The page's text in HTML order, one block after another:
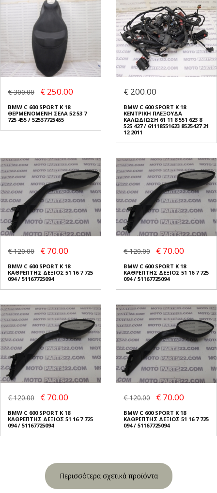
€ 300.00 € 250.00
BMW C 600 SPORT K 18
ΘΕΡΜΕΝΟΜΕΝΗ ΣΕΛΑ 52 53 7
725 455 / 52537725455
€ 200.00
BMW C 600 SPORT K 18
ΚΕΝΤΡΙΚΗ ΠΛΕΞΟΥΔΑ
ΚΑΛΩΔΙΩΣΗ 61 11 8 551 623 8
525 427 / 61118551623 8525427 21
12 2011
€ 120.00 € 70.00
BMW C 600 SPORT K 18
ΚΑΘΡΕΠΤΗΣ ΔΕΞΙΟΣ 51 16 7 725
094 / 51167725094
€ 120.00 € 70.00
BMW C 600 SPORT K 18
ΚΑΘΡΕΠΤΗΣ ΔΕΞΙΟΣ 51 16 7 725
094 / 51167725094
€ 120.00 € 70.00
BMW C 600 SPORT K 18
ΚΑΘΡΕΠΤΗΣ ΔΕΞΙΟΣ 51 16 7 725
094 / 51167725094
€ 120.00 € 70.00
BMW C 600 SPORT K 18
ΚΑΘΡΕΠΤΗΣ ΔΕΞΙΟΣ 51 16 7 725
094 / 51167725094
Περισσότερα σχετικά προϊόντα